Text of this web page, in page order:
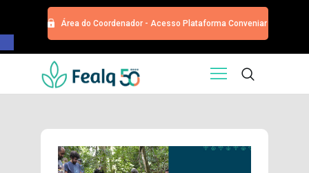
Barra de Ferramentas Aberta
Área do Coordenador - Acesso Plataforma Conveniar
HOME
EDITORA
PROGRAMA DE APOIOS